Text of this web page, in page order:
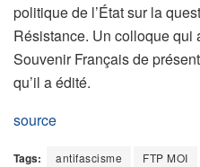
politique de l’État sur la
Résistance. Un colloque qui
Souvenir Français de
qu’il a édité.
source
Tags: antifascisme FTP MOI